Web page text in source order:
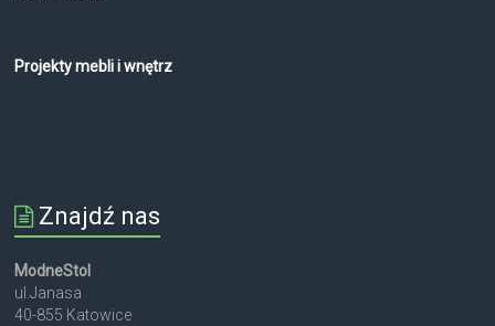
Projekty mebli i wnętrz
Znajdź nas
ModneStol
ul.Janasa
40-855 Katowice